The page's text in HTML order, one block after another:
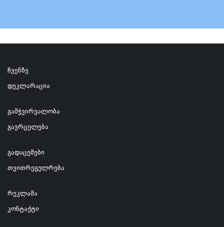
ჩვენზე
დეკლარაცია
გამჭვირვალობა
გავრცელება
გადაცემები
თვითრეგულრება
რეკლამა
კონტაქტი